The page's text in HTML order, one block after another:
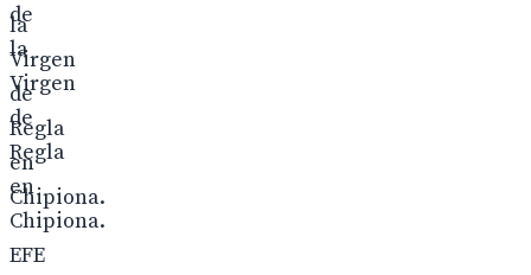
de
la
Virgen
de
Regla
en
Chipiona.
EFE